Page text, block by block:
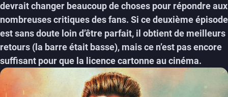
devrait changer beaucoup de choses pour répondre aux
nombreuses critiques des fans. Si ce deuxième épisode
est sans doute loin d’être parfait, il obtient de meilleurs
retours (la barre était basse), mais ce n’est pas encore
suffisant pour que la licence cartonne au cinéma.